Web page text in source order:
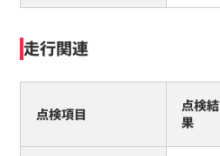
走行関連
点検項目
点検結
果